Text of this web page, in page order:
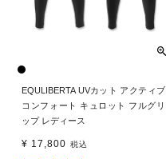
EQULIBERTA UVカット アクティブ
コンフォート キュロット フルグリ
ップ レディース
¥ 17,800 税込